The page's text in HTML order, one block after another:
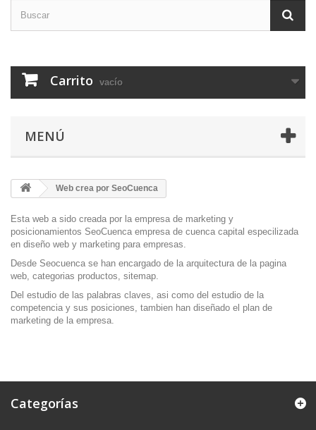
Carrito vacío
MENÚ
Web crea por SeoCuenca
Esta web a sido creada por la empresa de marketing y
posicionamientos SeoCuenca empresa de cuenca capital especilizada
en diseño web y marketing para empresas.
Desde Seocuenca se han encargado de la arquitectura de la pagina
web, categorias productos, sitemap.
Del estudio de las palabras claves, asi como del estudio de la
competencia y sus posiciones, tambien han diseñado el plan de
marketing de la empresa.
Categorías